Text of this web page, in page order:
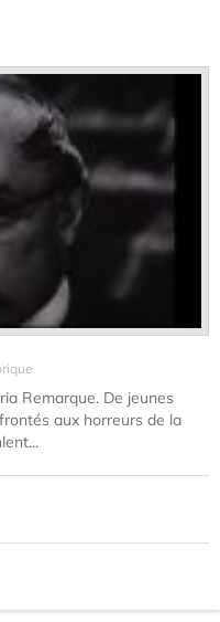
Remarque. De jeunes
aux horreurs de la